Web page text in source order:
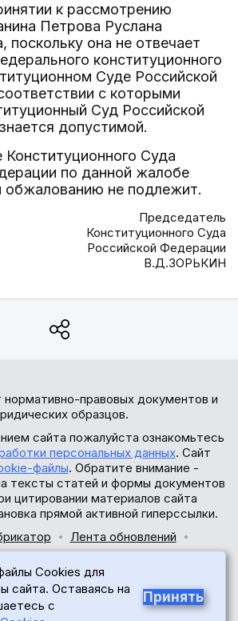
к рассмотрению
Петрова Руслана
поскольку она не отвечает
конституционного
Суде Российской
с которыми
Суд Российской
допустимой.
Суда
по данной жалобе
обжалованию не подлежит.
Председатель
Конституционного Суда
Российской Федерации
В.Д.ЗОРЬКИН
правовых документов и
образцов.
сайта пожалуйста ознакомьтесь
персональных данных. Сайт
файлы. Обратите внимание -
тексты статей и формы документов
цитировании материалов сайта
прямой активной гиперссылки.
Лента обновлений
© 2017-2026
18+
Cookies для
сайта. Оставаясь на
с
Принять